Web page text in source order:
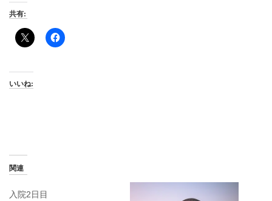
共有:
いいね:
関連
入院2日目